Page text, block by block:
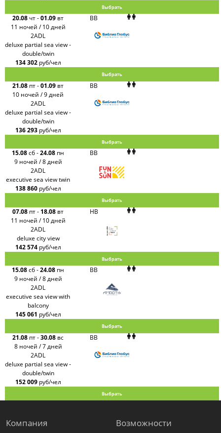
Выбрать
20.08 чт-01.09 вт
11 ночей / 10 дней
BB
2ADL
deluxe partial sea view -
double/twin
134 302 руб/чел
Выбрать
21.08 пт-01.09 вт
10 ночей / 9 дней
BB
2ADL
deluxe partial sea view -
double/twin
136 293 руб/чел
Выбрать
15.08сб-24.08 пн
9 ночей / 8 дней
BB
2ADL
executive sea view twin
138 860 руб/чел
Выбрать
07.08 пт- 18.08 вт
11 ночей / 10 дней
HB
2ADL
deluxe city view
142 574 руб/чел
Выбрать
15.08сб-24.08 пн
9 ночей / 8 дней
BB
2ADL
executive sea view with
balcony
145 061 руб/чел
Выбрать
21.08 пт-30.08 вс
8 ночей / 7 дней
BB
2ADL
deluxe partial sea view -
double/twin
152 009 руб/чел
Выбрать
Компания Возможности